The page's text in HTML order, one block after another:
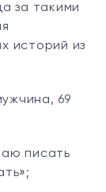
за такими
историй из
69
писать